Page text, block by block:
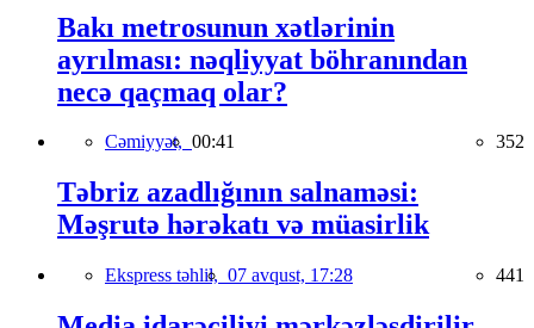
Bakı metrosunun xətlərinin
ayrılması: nəqliyyat böhranından
necə qaçmaq olar?
Cəmiyyət, 00:41 352
Təbriz azadlığının salnaməsi:
Məşrutə hərəkatı və müasirlik
Ekspress təhlil, 07 avqust, 17:28 441